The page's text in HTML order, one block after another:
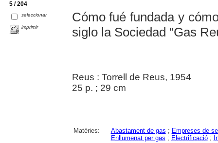
5 / 204
seleccionar
imprimir
Cómo fué fundada y
siglo la Sociedad "Gas
Reus : Torrell de Reus, 1954
25 p. ; 29 cm
Matèries: Abastament de gas ; Empreses de
Enllumenat per gas ; Electrificació;